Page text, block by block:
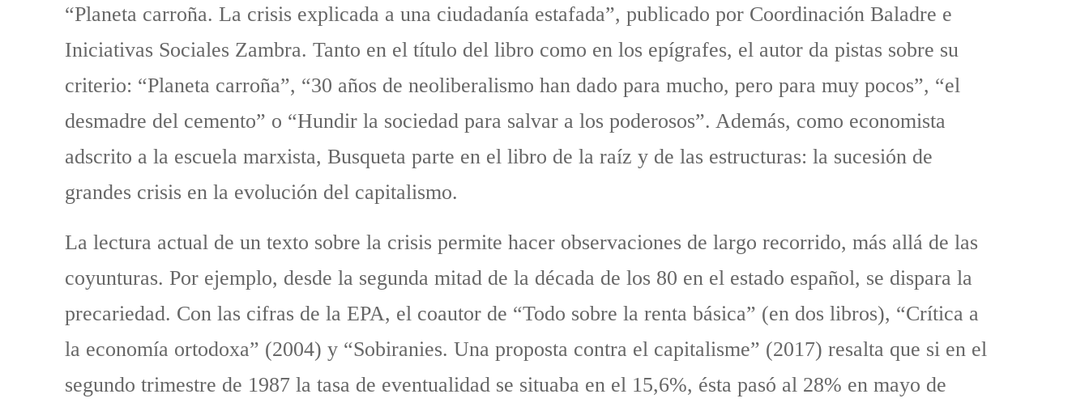
“Planeta carroña. La crisis explicada a una ciudadanía estafada”, publicado por Coordinación Baladre e
Iniciativas Sociales Zambra. Tanto en el título del libro como en los epígrafes, el autor da pistas sobre su
criterio: “Planeta carroña”, “30 años de neoliberalismo han dado para mucho, pero para muy pocos”, “el
desmadre del cemento” o “Hundir la sociedad para salvar a los poderosos”. Además, como economista
adscrito a la escuela marxista, Busqueta parte en el libro de la raíz y de las estructuras: la sucesión de
grandes crisis en la evolución del capitalismo.
La lectura actual de un texto sobre la crisis permite hacer observaciones de largo recorrido, más allá de las
coyunturas. Por ejemplo, desde la segunda mitad de la década de los 80 en el estado español, se dispara la
precariedad. Con las cifras de la EPA, el coautor de “Todo sobre la renta básica” (en dos libros), “Crítica a
la economía ortodoxa” (2004) y “Sobiranies. Una proposta contra el capitalisme” (2017) resalta que si en el
segundo trimestre de 1987 la tasa de eventualidad se situaba en el 15,6%, ésta pasó al 28% en mayo de